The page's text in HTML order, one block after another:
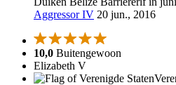
Aggressor IV 20 jun., 2016
10,0 Buitengewoon
Elizabeth V